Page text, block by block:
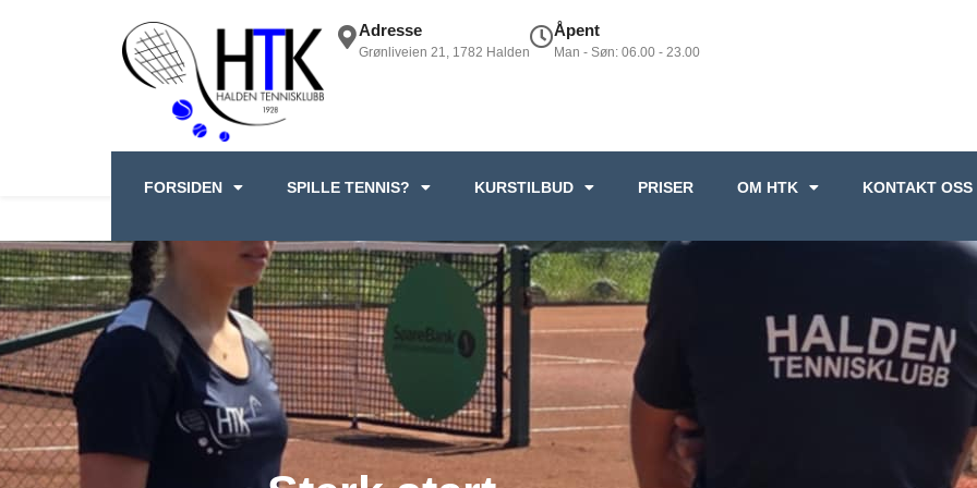
Adresse
Grønliveien 21, 1782 Halden
Åpent
Man - Søn: 06.00 - 23.00
FORSIDEN SPILLE TENNIS? KURSTILBUD PRISER OM HTK KONTAKT OSS